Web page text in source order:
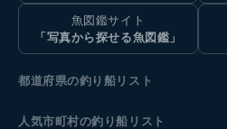
魚図鑑サイト
「写真から探せる魚図鑑」
都道府県の釣り船リスト
人気市町村の釣り船リスト